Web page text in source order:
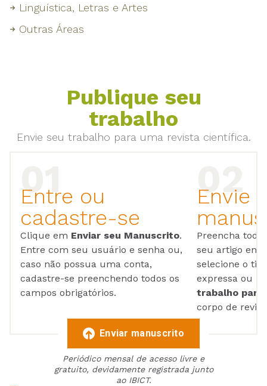
Linguística, Letras e Artes
Outras Áreas
Publique seu
trabalho
Envie seu trabalho para uma revista científica.
Entre ou
cadastre-se
Clique em Enviar seu Manuscrito.
Entre com seu usuário e senha ou,
caso não possua uma conta,
cadastre-se preenchendo todos os
campos obrigatórios.
Envie
Preencha
seu artigo em
selecione o
expressa ou
trabalho para
corpo de
Enviar manuscrito
Periódico mensal de acesso livre e
gratuito, devidamente registrada junto
ao IBICT.